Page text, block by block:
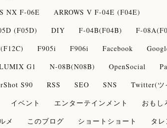
NX F-06E
ARROWS V F-04E (F04E)
(F05D)
DIY F-04B(F04B)
F-
F905i F906i Facebook
G1 N-08B(N08B) OpenSocial
S90 RSS SEO SNS
Twitter(ツ
イベント エンターテインメント
おもし
メ このブログ ショートショート
タレ